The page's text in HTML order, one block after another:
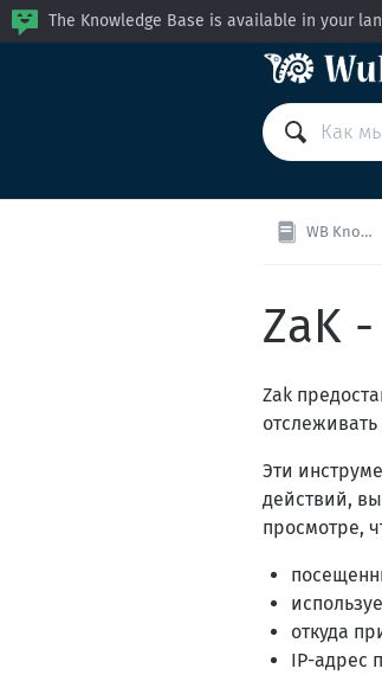
The Knowledge Base is available in your
WB Knowledge Base
ZaK
Zak
Эти
действий,
просмотре,
откуда
IP-адрес